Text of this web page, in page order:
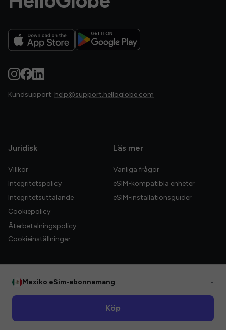
Kundsupport: help@support.helloglobe.com
Juridisk
Villkor
Integritetspolicy
Integritetsuttalande
Cookiepolicy
Återbetalningspolicy
Cookieinställningar
Läs mer
Vanliga frågor
eSIM-kompatibla enheter
eSIM-installationsguider
Mexiko eSim-abonnemang •
Köp